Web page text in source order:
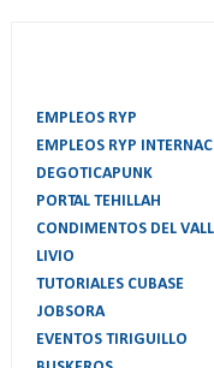
EMPLEOS RYP
EMPLEOS RYP
DEGOTICAPUNK
PORTAL TEHILLAH
CONDIMENTOS DEL
LIVIO
TUTORIALES CUBASE
JOBSORA
EVENTOS TIRIGUILLO